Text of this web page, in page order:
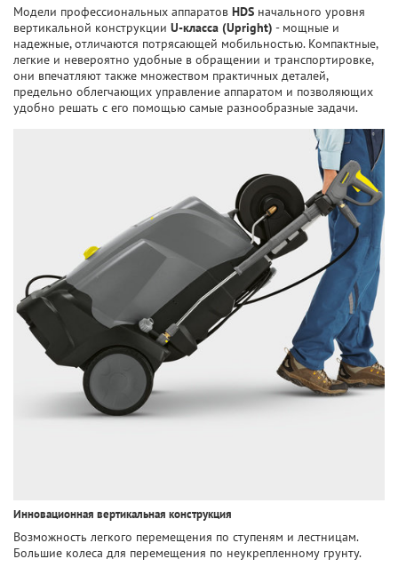
Модели профессиональных аппаратов HDS начального уровня
вертикальной конструкции U-класса (Upright) - мощные и
надежные, отличаются потрясающей мобильностью. Компактные,
легкие и невероятно удобные в обращении и транспортировке,
они впечатляют также множеством практичных деталей,
предельно облегчающих управление аппаратом и позволяющих
удобно решать с его помощью самые разнообразные задачи.
Инновационная вертикальная конструкция
Возможность легкого перемещения по ступеням и лестницам.
Большие колеса для перемещения по неукрепленному грунту.